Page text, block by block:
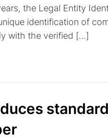
the Legal Entity
identification of
with the verified […]